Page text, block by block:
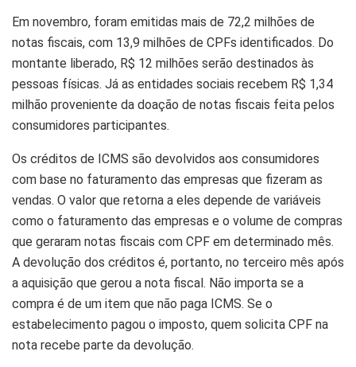
Em novembro, foram emitidas mais de 72,2 milhões de
notas fiscais, com 13,9 milhões de CPFs identificados. Do
montante liberado, R$ 12 milhões serão destinados às
pessoas físicas. Já as entidades sociais recebem R$ 1,34
milhão proveniente da doação de notas fiscais feita pelos
consumidores participantes.
Os créditos de ICMS são devolvidos aos consumidores
com base no faturamento das empresas que fizeram as
vendas. O valor que retorna a eles depende de variáveis
como o faturamento das empresas e o volume de compras
que geraram notas fiscais com CPF em determinado mês.
A devolução dos créditos é, portanto, no terceiro mês após
a aquisição que gerou a nota fiscal. Não importa se a
compra é de um item que não paga ICMS. Se o
estabelecimento pagou o imposto, quem solicita CPF na
nota recebe parte da devolução.